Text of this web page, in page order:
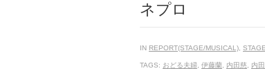
ネプロ
IN REPORT(STAGE/MUSICAL)
TAGS: おどる夫婦 伊藤蘭 内田慈 内